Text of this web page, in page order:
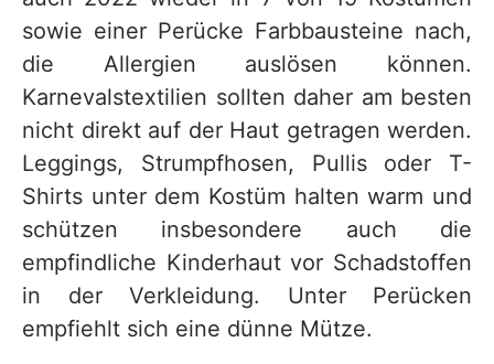
sowie einer Perücke Farbbausteine nach,
die Allergien auslösen können.
Karnevalstextilien sollten daher am besten
nicht direkt auf der Haut getragen werden.
Leggings, Strumpfhosen, Pullis oder T-
Shirts unter dem Kostüm halten warm und
schützen insbesondere auch die
empfindliche Kinderhaut vor Schadstoffen
in der Verkleidung. Unter Perücken
empfiehlt sich eine dünne Mütze.